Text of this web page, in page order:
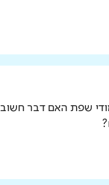
שפת האם דבר חשוב